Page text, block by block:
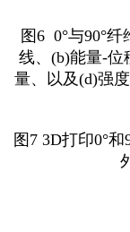
图6 0°与90°
线、(b)能量-位
量、以及(d)强
图7 3D打印0°